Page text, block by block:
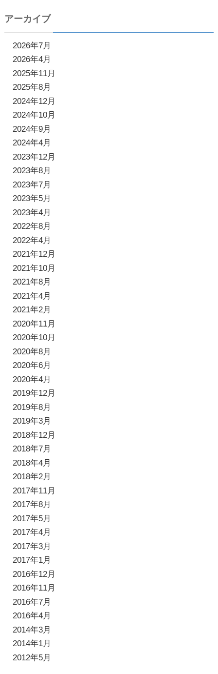
アーカイブ
2026年7月
2026年4月
2025年11月
2025年8月
2024年12月
2024年10月
2024年9月
2024年4月
2023年12月
2023年8月
2023年7月
2023年5月
2023年4月
2022年8月
2022年4月
2021年12月
2021年10月
2021年8月
2021年4月
2021年2月
2020年11月
2020年10月
2020年8月
2020年6月
2020年4月
2019年12月
2019年8月
2019年3月
2018年12月
2018年7月
2018年4月
2018年2月
2017年11月
2017年8月
2017年5月
2017年4月
2017年3月
2017年1月
2016年12月
2016年11月
2016年7月
2016年4月
2014年3月
2014年1月
2012年5月